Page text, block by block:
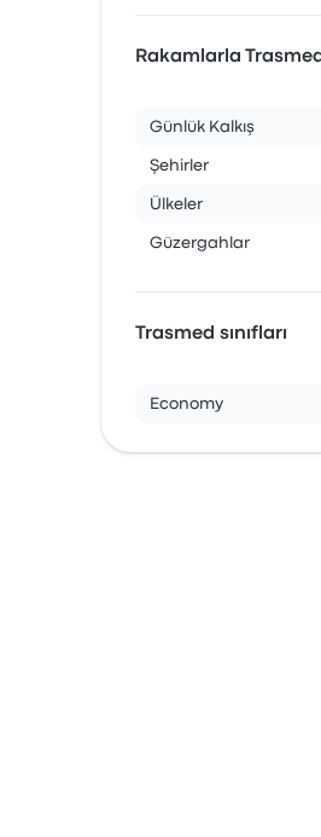
Rakamlarla
Günlük Kalkış
Şehirler
Ülkeler
Güzergahlar
Trasmed sınıfları
Economy